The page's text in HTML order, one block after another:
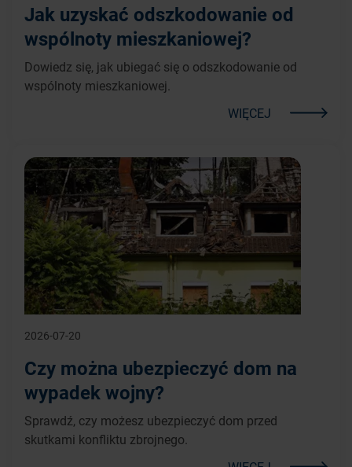
Jak uzyskać odszkodowanie od
wspólnoty mieszkaniowej?
Dowiedz się, jak ubiegać się o odszkodowanie od
wspólnoty mieszkaniowej.
WIĘCEJ
2026-07-20
Czy można ubezpieczyć dom na
wypadek wojny?
Sprawdź, czy możesz ubezpieczyć dom przed
skutkami konfliktu zbrojnego.